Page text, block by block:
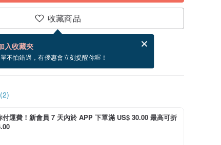
收藏商品
入收藏夾
不怕錯過，有優惠會立刻提醒你喔！
結帳完成後填寫
27 到貨。
運費！新會員 7 天內於 APP 下單滿 US$ 30.00 最高可折